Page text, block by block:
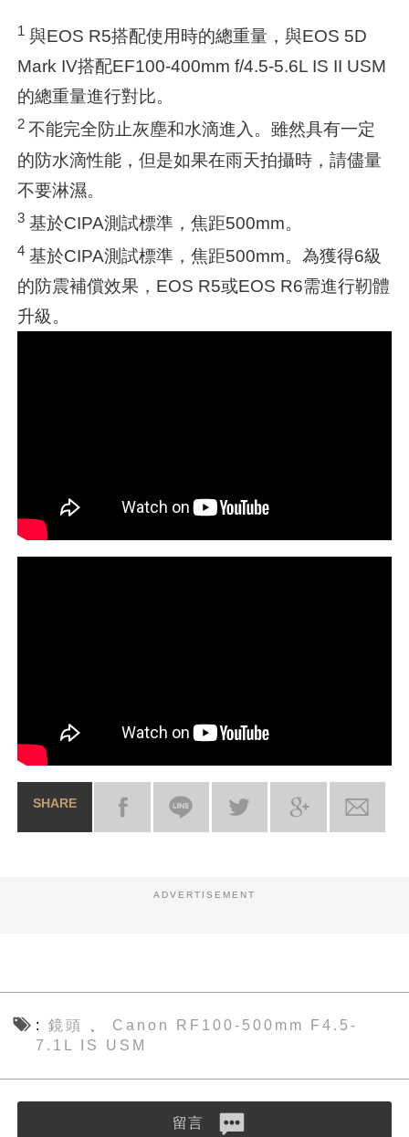
1 與EOS R5搭配使用時的總重量，與EOS 5D
Mark IV搭配EF100-400mm f/4.5-5.6L IS II USM
的總重量進行對比。
2 不能完全防止灰塵和水滴進入。雖然具有一定
的防水滴性能，但是如果在雨天拍攝時，請儘量
不要淋濕。
3 基於CIPA測試標準，焦距500mm。
4 基於CIPA測試標準，焦距500mm。為獲得6級
的防震補償效果，EOS R5或EOS R6需進行靭體
升級。
SHARE
ADVERTISEMENT
鏡頭
Canon RF100-500mm F4.5-
7.1L IS USM
留言